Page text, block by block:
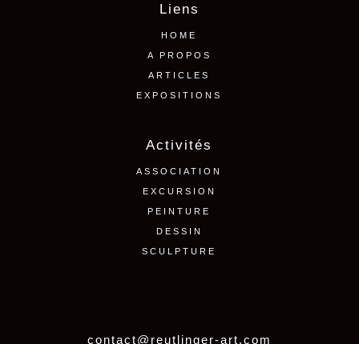
Liens
HOME
A PROPOS
ARTICLES
EXPOSITIONS
Activités
ASSOCIATION
EXCURSION
PEINTURE
DESSIN
SCULPTURE
contact@reutlinger-art.com